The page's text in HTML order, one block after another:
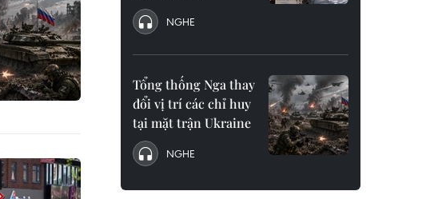
NGHE
Tổng thống Nga thay
đổi vị trí các chỉ huy
tại mặt trận Ukraine
NGHE